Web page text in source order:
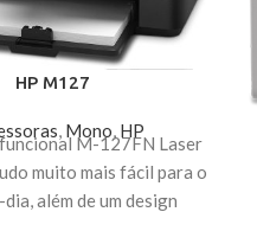
HP M127
, Mono, HP
M-127FN Laser
muito mais fácil para o
além de um design